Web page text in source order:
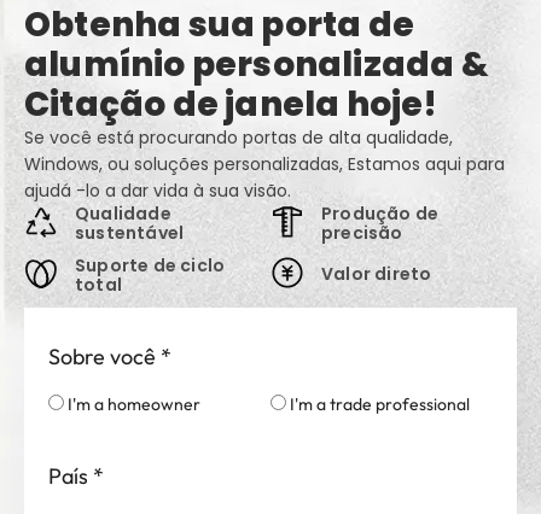
Obtenha sua porta de
alumínio personalizada &
Citação de janela hoje!
Se você está procurando portas de alta qualidade,
Windows, ou soluções personalizadas, Estamos aqui para
ajudá -lo a dar vida à sua visão.
Qualidade
sustentável
Suporte de ciclo
total
Produção de
precisão
Valor direto
Sobre você *
I'm a homeowner I'm a trade professional
País *